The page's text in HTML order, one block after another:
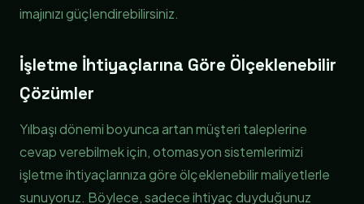
imajınızı güçlendirebilirsiniz.
İşletme İhtiyaçlarına Göre Ölçeklenebilir
Çözümler
Yılbaşı dönemi boyunca artan müşteri taleplerine
cevap verebilmek için, otomasyon sistemlerimizi
işletme ihtiyaçlarınıza göre ölçeklenebilir maliyetlerle
sunuyoruz. Böylece, sadece ihtiyaç duyduğunuz